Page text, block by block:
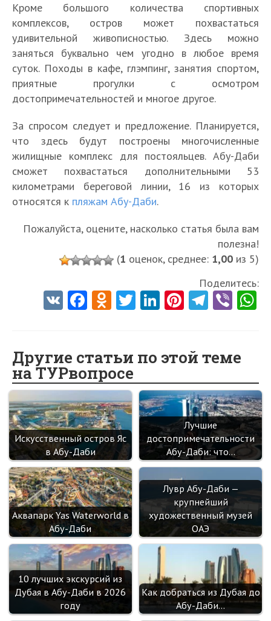
Кроме большого количества спортивных
комплексов, остров может похвастаться
удивительной живописностью. Здесь можно
заняться буквально чем угодно в любое время
суток. Походы в кафе, глэмпинг, занятия спортом,
приятные прогулки с осмотром
достопримечательностей и многое другое.
За спросом следует и предложение. Планируется,
что здесь будут построены многочисленные
жилищные комплекс для постояльцев. Абу-Даби
сможет похвастаться дополнительными 53
километрами береговой линии, 16 из которых
относятся к пляжам Абу-Даби.
Пожалуйста, оцените, насколько статья была вам
полезна!
(1 оценок, среднее: 1,00 из 5)
Поделитесь:
V Fa
o
o
k
O
o
kl
as
sn
ik
i
T
er
Li
dI
n
Pi
es
t
Te
a
m
Vi
Другие статьи по этой теме
на ТУРвопросе
Искусственный остров Яс
в Абу-Даби
Лучшие
достопримечательности
Абу-Даби: что…
Аквапарк Yas Waterworld в
Абу-Даби
Лувр Абу-Даби —
крупнейший
художественный музей
ОАЭ
10 лучших экскурсий из
Дубая в Абу-Даби в 2026
году
Как добраться из Дубая до
Абу-Даби…